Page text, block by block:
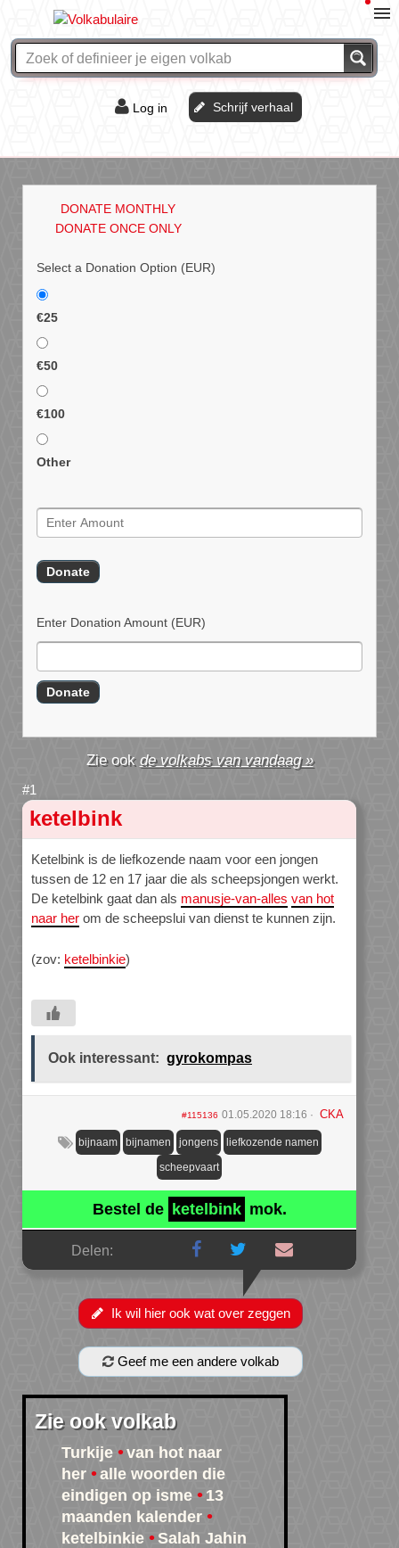
Log in Schrijf verhaal
DONATE MONTHLY
DONATE ONCE ONLY
Select a Donation Option (EUR)
€25
€50
€100
Other
Enter Donation Amount (EUR)
de volkabs van vandaag »
ketelbink
Ketelbink is de liefkozende naam voor een jongen
tussen de 12 en 17 jaar die als scheepsjongen werkt.
De ketelbink gaat dan als manusje-van-alles van hot
naar her om de scheepslui van dienst te kunnen zijn.
(zov: ketelbinkie)
Ook interessant: gyrokompas
#115136 01.05.2020 18:16 CKA
bijnaam bijnamen jongens liefkozende namen
scheepvaart
Bestel de ketelbink mok.
Delen:
Ik wil hier ook wat over zeggen
Geef me een andere volkab
Zie ook volkab
Turkije
van hot naar
her
alle woorden die
eindigen op isme
13
maanden kalender
ketelbinkie
Salah Jahin